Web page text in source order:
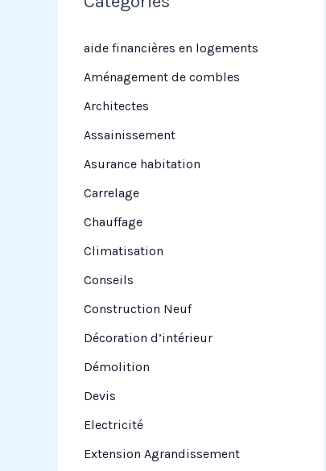
r
r
:
aide financières en logements
Aménagement de combles
Architectes
Assainissement
Asurance habitation
Carrelage
Chauffage
Climatisation
Conseils
Construction Neuf
Décoration d’intérieur
Démolition
Devis
Electricité
Extension Agrandissement